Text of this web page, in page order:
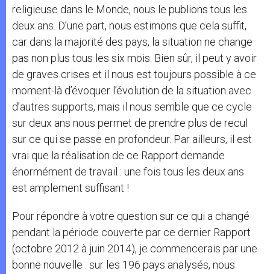
religieuse dans le Monde, nous le publions tous les
deux ans. D’une part, nous estimons que cela suffit,
car dans la majorité des pays, la situation ne change
pas non plus tous les six mois. Bien sûr, il peut y avoir
de graves crises et il nous est toujours possible à ce
moment-là d’évoquer l’évolution de la situation avec
d’autres supports, mais il nous semble que ce cycle
sur deux ans nous permet de prendre plus de recul
sur ce qui se passe en profondeur. Par ailleurs, il est
vrai que la réalisation de ce Rapport demande
énormément de travail : une fois tous les deux ans
est amplement suffisant !
Pour répondre à votre question sur ce qui a changé
pendant la période couverte par ce dernier Rapport
(octobre 2012 à juin 2014), je commencerais par une
bonne nouvelle : sur les 196 pays analysés, nous